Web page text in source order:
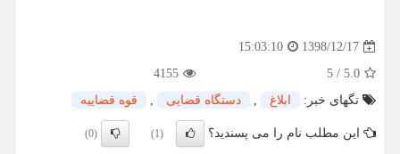
1398/12/17
15:03:10
5.0
/
5
4155
تگهای خبر:
ابلاغ , دستگاه قضایی , قوه قضاییه
این مطلب نام را می پسندید؟ (1)
(0)